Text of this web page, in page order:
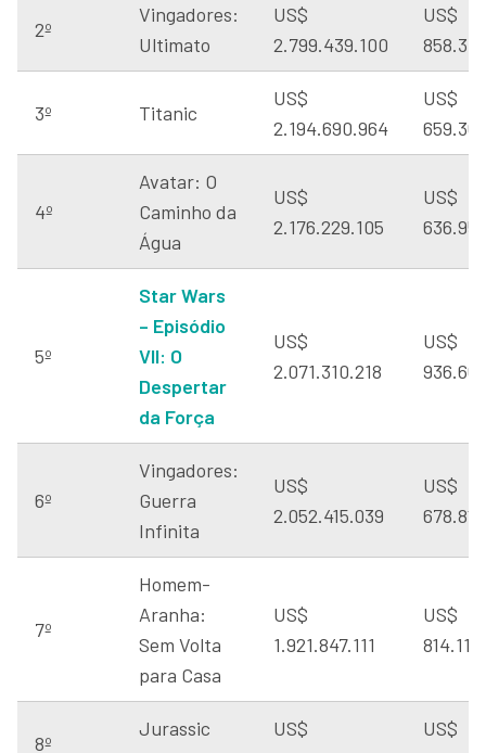
2º
Vingadores:
Ultimato
US$
2.799.439.100
US$
3º Titanic
US$
2.194.690.964
US$
4º
Avatar: O
Caminho da
Água
US$
2.176.229.105
US$
5º
Star Wars
– Episódio
VII: O
Despertar
da Força
US$
2.071.310.218
US$
6º
Vingadores:
Guerra
Infinita
US$
2.052.415.039
US$
7º
Homem-
Aranha:
Sem Volta
para Casa
US$
1.921.847.111
US$
8º
Jurassic
US$
US$